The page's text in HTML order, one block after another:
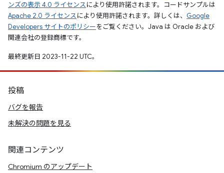
ンズの表示 4.0 ライセンスにより使用許諾されます。コードサンプルは
Apache 2.0 ライセンスにより使用許諾されます。詳しくは、 Google
Developers サイトのポリシーをご覧ください。Java は Oracle および
関連会社の登録商標です。
最終更新日 2023-11-22 UTC。
投稿
バグを報告
未解決の問題を見る
関連コンテンツ
Chromium のアップデート